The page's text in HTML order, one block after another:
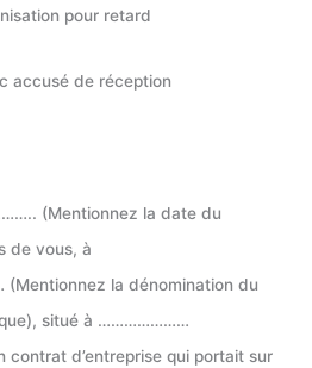
pour retard
accusé de réception
(Mentionnez la date du
de vous, à
la dénomination du
situé à …………………
contrat d’entreprise qui portait sur